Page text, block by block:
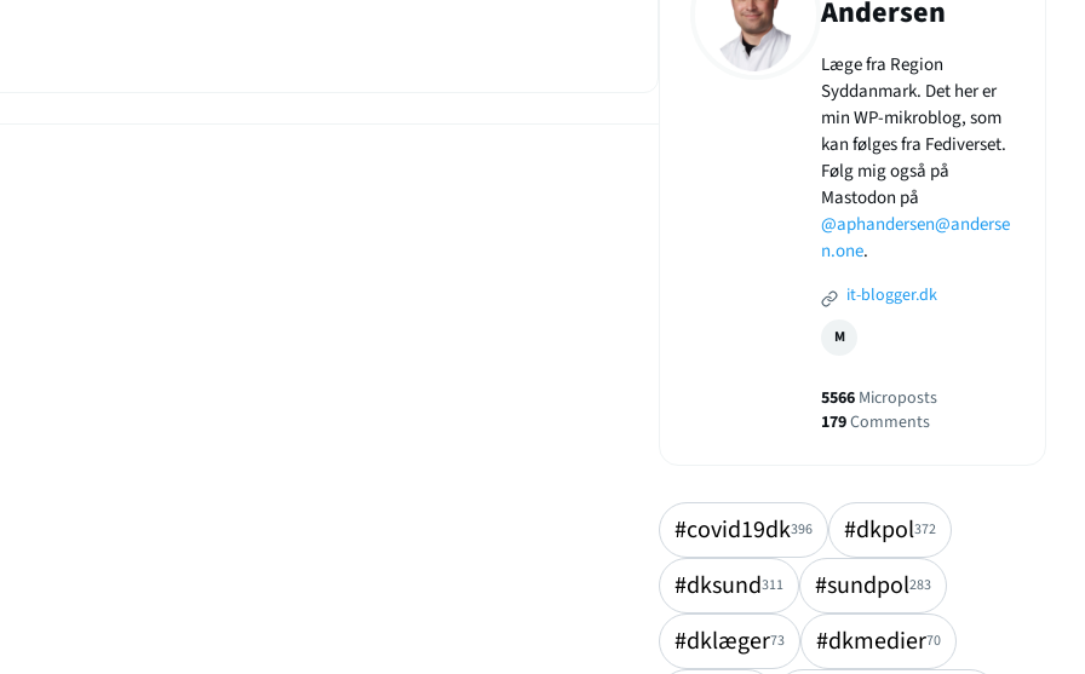
Andersen
Læge fra Region
Syddanmark. Det her er
min WP-mikroblog, som
kan følges fra Fediverset.
Følg mig også på
Mastodon på
@aphandersen@anderse
n.one.
it-blogger.dk
M
5566 Microposts
179Comments
#covid19dk396 #dkpol372
#dksund311 #sundpol283
#dklæger73 #dkmedier70